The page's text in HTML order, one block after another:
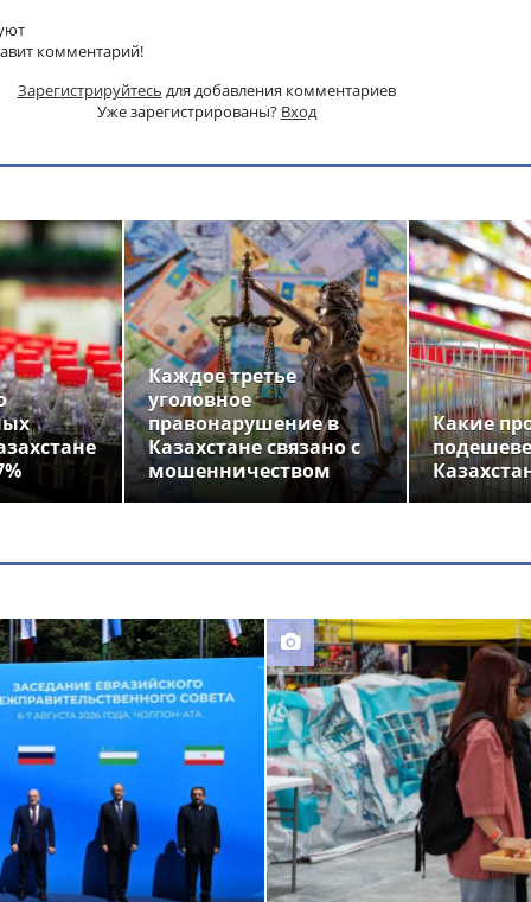
комментарий!
Зарегистрируйтесь для добавления комментариев
Уже зарегистрированы? Вход
Каждое третье
уголовное
правонарушение в
Казахстане связано с
мошенничеством
Какие